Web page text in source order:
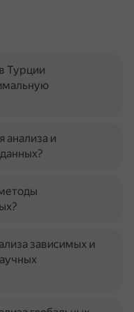
Турции
анализа и
зависимых и